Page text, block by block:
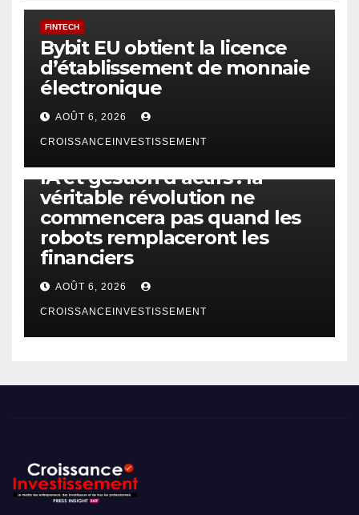
FINTECH
Bybit EU obtient la licence
d’établissement de monnaie
électronique
AOÛT 6, 2026
CROISSANCEINVESTISSEMENT
IA et gestion d’actifs : la
véritable révolution ne
commencera pas quand les
robots remplaceront les
financiers
AOÛT 6, 2026
CROISSANCEINVESTISSEMENT